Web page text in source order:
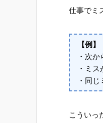
仕事でミ
【例】
・次
・ミ
・同
こういっ